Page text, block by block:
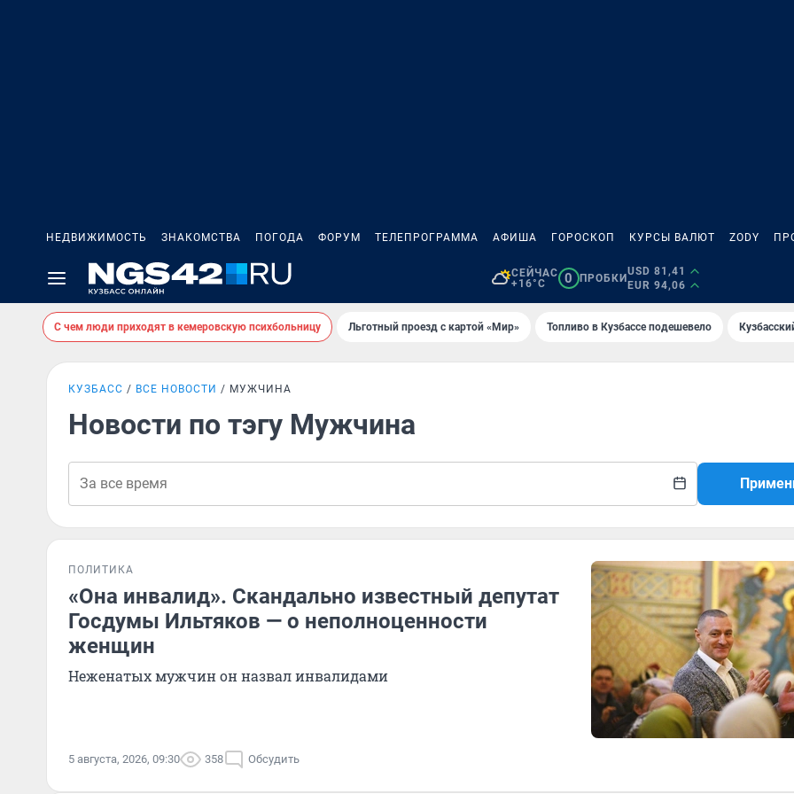
НЕДВИЖИМОСТЬ ЗНАКОМСТВА ПОГОДА ФОРУМ ТЕЛЕПРОГРАММА АФИША ГОРОСКОП КУРСЫ ВАЛЮТ ZODY
СЕЙЧАС
+16°C
0 ПРОБКИ
USD 81,41
EUR 94,06
С чем люди приходят в кемеровскую психбольницу Льготный проезд с картой «Мир» Топливо в Кузбассе подешевело
КУЗБАСС ВСЕ НОВОСТИ МУЖЧИНА
Новости по тэгу Мужчина
ПОЛИТИКА
«Она инвалид». Скандально известный депутат
Госдумы Ильтяков — о неполноценности
женщин
Неженатых мужчин он назвал инвалидами
5 августа, 2026, 09:30 358 Обсудить